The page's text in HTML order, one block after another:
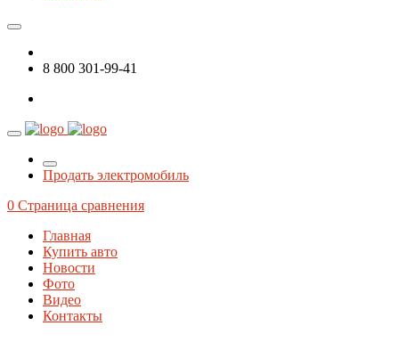
8 800 301-99-41
Продать электромобиль
0 Страница сравнения
Главная
Купить авто
Новости
Фото
Видео
Контакты